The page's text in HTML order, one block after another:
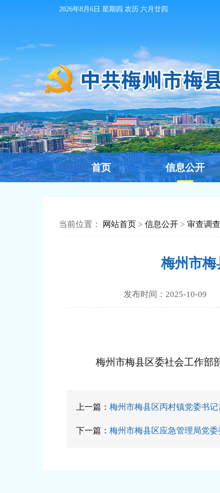
2026年8月6日 星期四 农历 六月廿四
首页 信息公开
当前位置： 网站首页 > 信息公开 > 审查调查
梅州市梅
发布时间：2025-10-
梅州市梅县区委社会工作部
上一篇： 梅州市梅县区丙村镇党委书
下一篇： 梅州市梅县区应急管理局党